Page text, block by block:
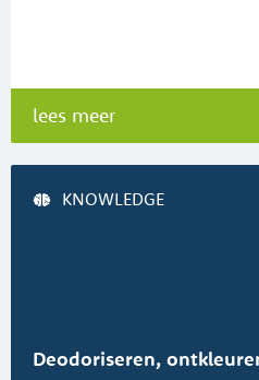
lees meer
KNOWLEDGE
Deodoriseren,